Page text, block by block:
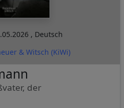
, Deutsch
& Witsch (KiWi)
der